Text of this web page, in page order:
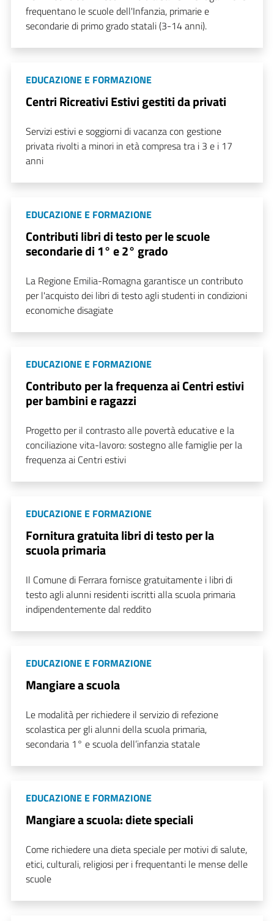
frequentano le scuole dell'Infanzia, primarie e
secondarie di primo grado statali (3-14 anni).
EDUCAZIONE E FORMAZIONE
Centri Ricreativi Estivi gestiti da privati
Servizi estivi e soggiorni di vacanza con gestione
privata rivolti a minori in età compresa tra i 3 e i 17
anni
EDUCAZIONE E FORMAZIONE
Contributi libri di testo per le scuole
secondarie di 1° e 2° grado
La Regione Emilia-Romagna garantisce un contributo
per l'acquisto dei libri di testo agli studenti in condizioni
economiche disagiate
EDUCAZIONE E FORMAZIONE
Contributo per la frequenza ai Centri estivi
per bambini e ragazzi
Progetto per il contrasto alle povertà educative e la
conciliazione vita-lavoro: sostegno alle famiglie per la
frequenza ai Centri estivi
EDUCAZIONE E FORMAZIONE
Fornitura gratuita libri di testo per la
scuola primaria
Il Comune di Ferrara fornisce gratuitamente i libri di
testo agli alunni residenti iscritti alla scuola primaria
indipendentemente dal reddito
EDUCAZIONE E FORMAZIONE
Mangiare a scuola
Le modalità per richiedere il servizio di refezione
scolastica per gli alunni della scuola primaria,
secondaria 1° e scuola dell’infanzia statale
EDUCAZIONE E FORMAZIONE
Mangiare a scuola: diete speciali
Come richiedere una dieta speciale per motivi di salute,
etici, culturali, religiosi per i frequentanti le mense delle
scuole